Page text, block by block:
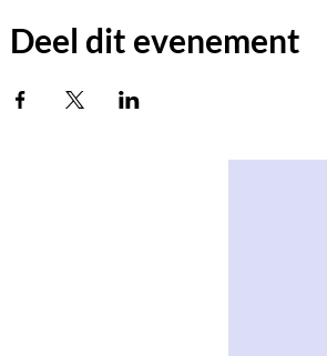
Deel dit evenement